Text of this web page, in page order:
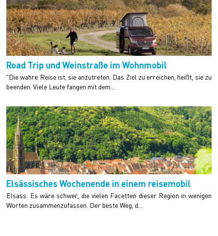
Road Trip und Weinstraße im Wohnmobil
"Die wahre Reise ist, sie anzutreten. Das Ziel zu erreichen, heißt, sie zu
beenden. Viele Leute fangen mit dem...
Elsässisches Wochenende in einem reisemobil
Elsass. Es wäre schwer, die vielen Facetten dieser Region in wenigen
Worten zusammenzufassen. Der beste Weg, d...